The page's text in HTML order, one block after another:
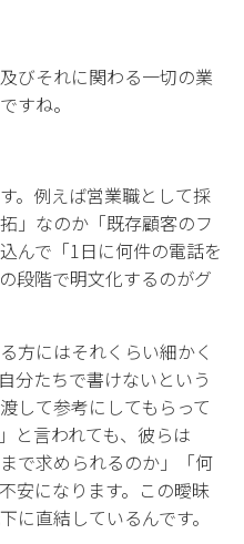
びそれに関わる一切の業
すね。
。例えば営業職として採
」なのか「既存顧客のフ
んで「1日に何件の電話を
段階で明文化するのがグ
方にはそれくらい細かく
分たちで書けないという
して参考にしてもらって
と言われても、彼らは
で求められるのか」「何
安になります。この曖昧
に直結しているんです。